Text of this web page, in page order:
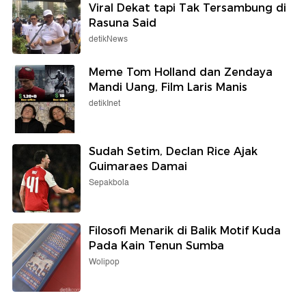
Viral Dekat tapi Tak Tersambung di
Rasuna Said
detikNews
Meme Tom Holland dan Zendaya
Mandi Uang, Film Laris Manis
detikInet
Sudah Setim, Declan Rice Ajak
Guimaraes Damai
Sepakbola
Filosofi Menarik di Balik Motif Kuda
Pada Kain Tenun Sumba
Wolipop